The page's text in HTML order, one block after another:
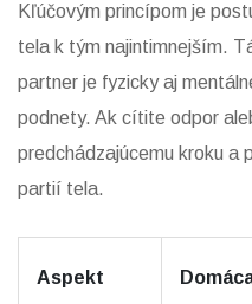
Kľúčovým princípom je
tela k tým najintimnejším.
partner je fyzicky aj
podnety. Ak cítite odpor
predchádzajúcemu kroku a
partií tela.
Aspekt